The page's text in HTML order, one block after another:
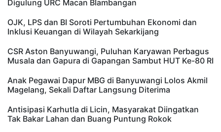
Digulung URC Macan Blambangan
OJK, LPS dan BI Soroti Pertumbuhan Ekonomi dan
Inklusi Keuangan di Wilayah Sekarkijang
CSR Aston Banyuwangi, Puluhan Karyawan Perbagus
Musala dan Gapura di Gapangan Sambut HUT Ke-80 RI
Anak Pegawai Dapur MBG di Banyuwangi Lolos Akmil
Magelang, Sekali Daftar Langsung Diterima
Antisipasi Karhutla di Licin, Masyarakat Diingatkan
Tak Bakar Lahan dan Buang Puntung Rokok